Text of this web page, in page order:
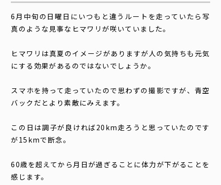
6月中旬の日曜日にいつもと違うルートを走っていたら写
真のような見事なヒマワリが咲いていました。
ヒマワリは真夏のイメージがありますが人の気持ちも元気
にする効果があるのではないでしょうか。
スマホを持って走っていたので思わずの撮影ですが、青空
バックだとより素敵にみえます。
この日は調子が良ければ20km走ろうと思っていたのです
が15kmで断念。
60歳を超えてから月日が過ぎることに体力が下がることを
感じます。